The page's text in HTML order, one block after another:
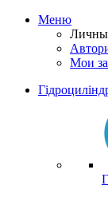
Меню
Мои